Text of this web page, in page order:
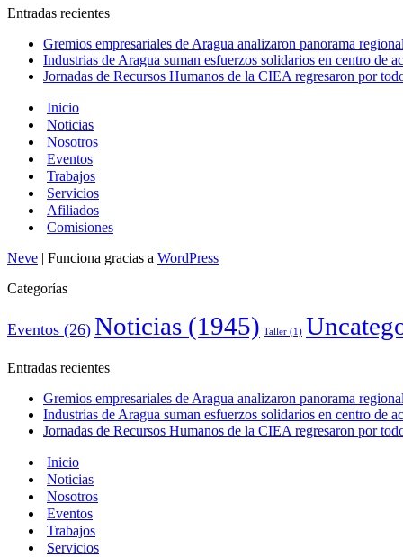
Entradas recientes
Gremios empresariales de Aragua analizaron panorama
Industrias de Aragua suman esfuerzos solidarios en centro de
Jornadas de Recursos Humanos de la CIEA regresaron por
Inicio
Noticias
Nosotros
Eventos
Trabajos
Servicios
Afiliados
Comisiones
Neve | Funciona gracias a WordPress
Categorías
Eventos (26) Noticias (1945) Taller (1)
Entradas recientes
Gremios empresariales de Aragua analizaron panorama
Industrias de Aragua suman esfuerzos solidarios en centro de
Jornadas de Recursos Humanos de la CIEA regresaron por
Inicio
Noticias
Nosotros
Eventos
Trabajos
Servicios